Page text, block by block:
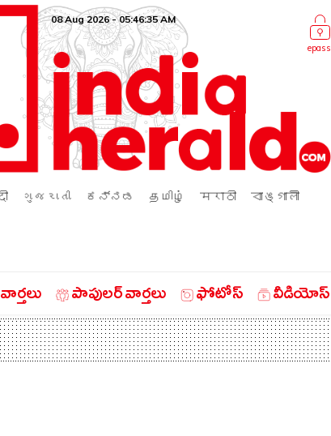
epass
08 Aug 2026 - 05:46:35 AM
ગુજરાતી ಕನ್ನಡ தமிழ் मराठी
বাঙ্গালী
పాపులర్ వార్తలు ఫోటోస్ వీడియోస్